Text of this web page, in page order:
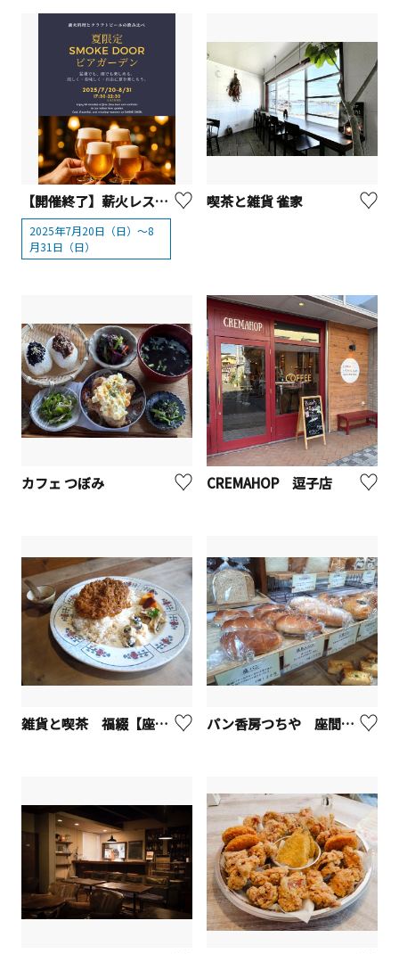
【開催終了】薪火レストラン〈SMOKE DOOR〉「夏限定！室内ビアガーデン」【横浜市】
2025年7月20日（日）〜8
月31日（日）
喫茶と雑貨 雀家
カフェ つぼみ CREMAHOP 逗子店
雑貨と喫茶 福綴【座間市】 パン香房つちや 座間立野台店【座間市】